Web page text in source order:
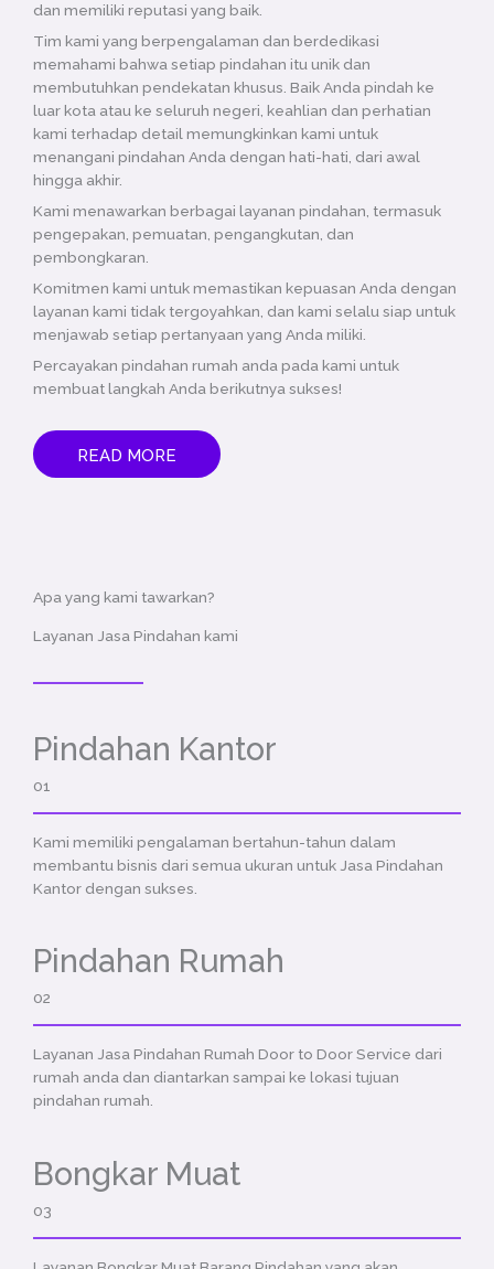
dan memiliki reputasi yang baik.
Tim kami yang berpengalaman dan berdedikasi
memahami bahwa setiap pindahan itu unik dan
membutuhkan pendekatan khusus. Baik Anda pindah ke
luar kota atau ke seluruh negeri, keahlian dan perhatian
kami terhadap detail memungkinkan kami untuk
menangani pindahan Anda dengan hati-hati, dari awal
hingga akhir.
Kami menawarkan berbagai layanan pindahan, termasuk
pengepakan, pemuatan, pengangkutan, dan
pembongkaran.
Komitmen kami untuk memastikan kepuasan Anda dengan
layanan kami tidak tergoyahkan, dan kami selalu siap untuk
menjawab setiap pertanyaan yang Anda miliki.
Percayakan pindahan rumah anda pada kami untuk
membuat langkah Anda berikutnya sukses!
READ MORE
Apa yang kami tawarkan?
Layanan Jasa Pindahan kami
Pindahan Kantor
01
Kami memiliki pengalaman bertahun-tahun dalam
membantu bisnis dari semua ukuran untuk Jasa Pindahan
Kantor dengan sukses.
Pindahan Rumah
02
Layanan Jasa Pindahan Rumah Door to Door Service dari
rumah anda dan diantarkan sampai ke lokasi tujuan
pindahan rumah.
Bongkar Muat
03